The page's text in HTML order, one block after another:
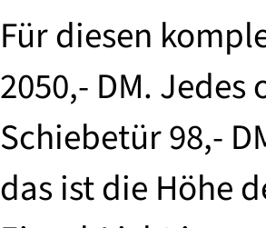
Für diesen
2050,- DM.
Schiebetür 98,-
das ist die Höhe